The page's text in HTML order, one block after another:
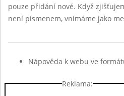
pouze přidání nové. Když
není písmenem, vnímáme jako
Nápověda k webu ve
Reklama: